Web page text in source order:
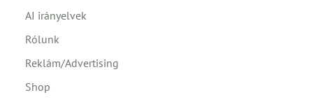
AI irányelvek
Rólunk
Reklám/Advertising
Shop